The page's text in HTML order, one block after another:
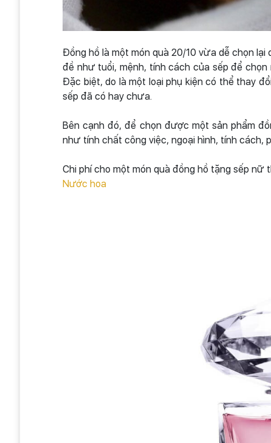
Đồng hồ là một món quà 20/10 vừa dễ chọn lại
đề như tuổi, mệnh, tính cách của sếp để
Đặc biệt, do là một loại phụ kiện có thể thay
sếp đã có hay chưa.
Bên cạnh đó, để chọn được một sản phẩm
như tính chất công việc, ngoại hình, tính cách,
Chi phí cho một món quà đồng hồ tặng sếp
Nước hoa